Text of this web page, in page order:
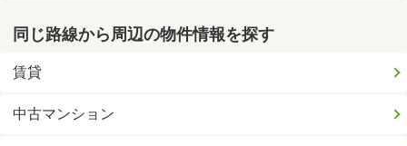
同じ路線から周辺の物件情報を探す
賃貸
中古マンション